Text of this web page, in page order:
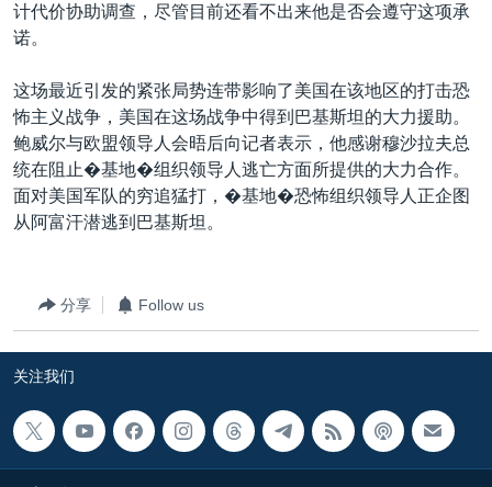
计代价协助调查，尽管目前还看不出来他是否会遵守这项承
诺。
这场最近引发的紧张局势连带影响了美国在该地区的打击恐
怖主义战争，美国在这场战争中得到巴基斯坦的大力援助。
鲍威尔与欧盟领导人会晤后向记者表示，他感谢穆沙拉夫总
统在阻止�基地�组织领导人逃亡方面所提供的大力合作。
面对美国军队的穷追猛打，�基地�恐怖组织领导人正企图
从阿富汗潜逃到巴基斯坦。
分享 Follow us
关注我们